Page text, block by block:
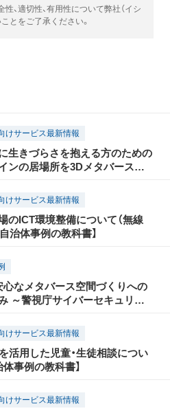
、適切性、有用性について弊社（イシ
とをご了承ください。
けサービス最新情報
生きづらさを抱える方のための
ンの居場所を3Dメタバースで
けサービス最新情報
のICT環境整備について（無線
自治体事例の教科書】
心なメタバース空間づくりへの
～警視庁サイバーセキュリテ
けサービス最新情報
活用した児童・生徒相談につい
体事例の教科書】
けサービス最新情報